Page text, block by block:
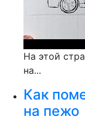
На этой
на...
Как
на пежо